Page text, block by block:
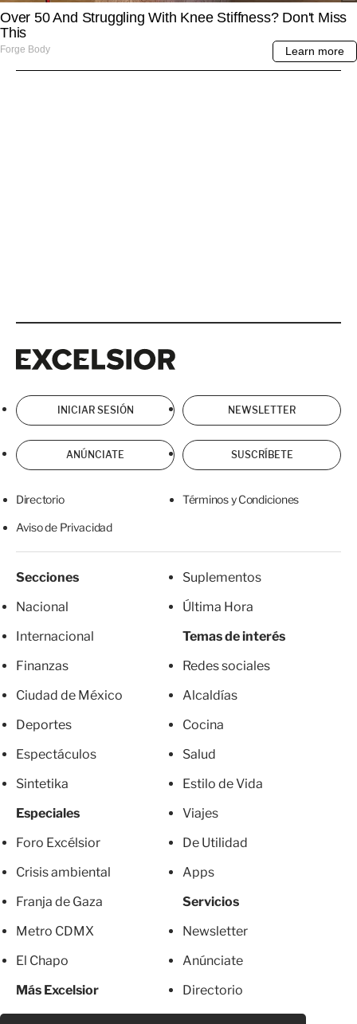
INICIAR SESIÓN NEWSLETTER
ANÚNCIATE SUSCRÍBETE
Directorio Términos y Condiciones
Aviso de Privacidad
Secciones
Nacional
Internacional
Finanzas
Ciudad de México
Deportes
Espectáculos
Sintetika
Especiales
Foro Excélsior
Crisis ambiental
Franja de Gaza
Metro CDMX
El Chapo
Más Excelsior
Suplementos
Última Hora
Temas de interés
Redes sociales
Alcaldías
Cocina
Salud
Estilo de Vida
Viajes
De Utilidad
Apps
Servicios
Newsletter
Anúnciate
Directorio